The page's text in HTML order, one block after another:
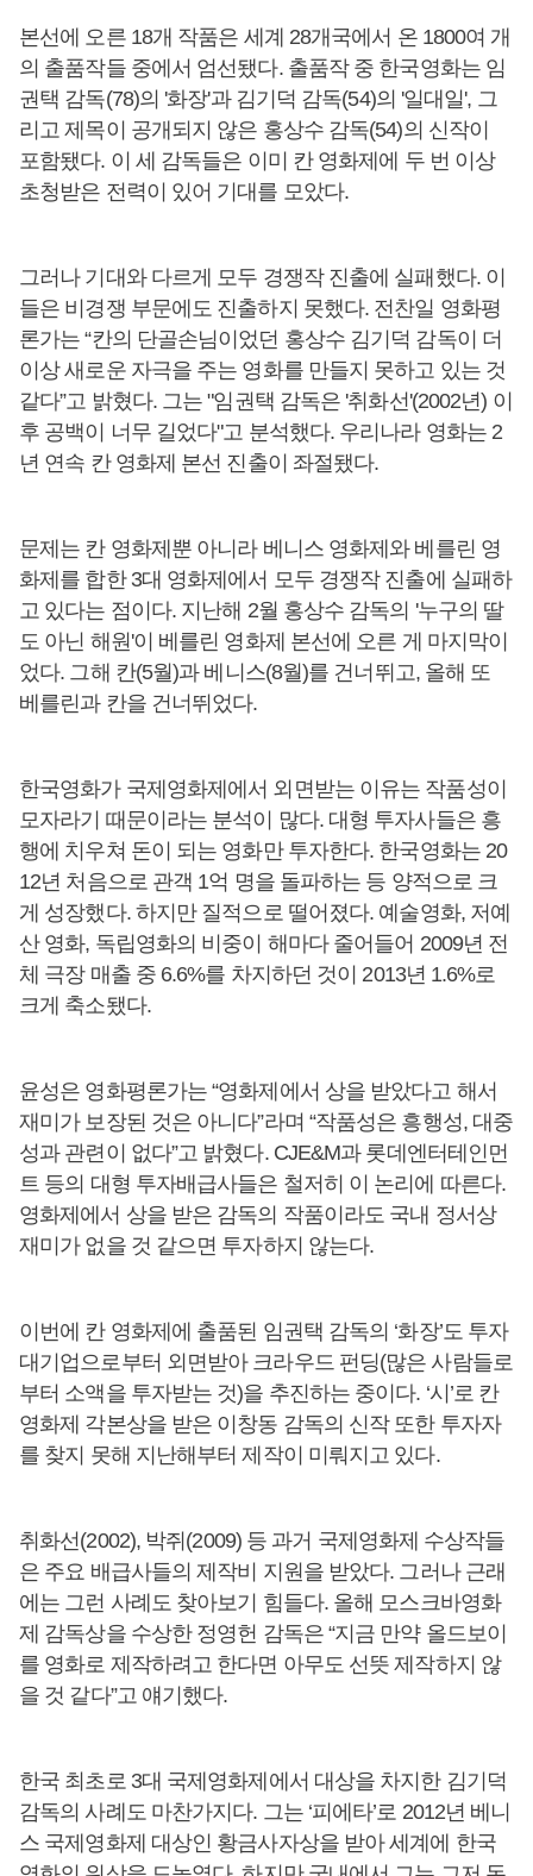
본선에 오른 18개 작품은 세계 28개국에서 온 1800여 개
의 출품작들 중에서 엄선됐다. 출품작 중 한국영화는 임
권택 감독(78)의 '화장'과 김기덕 감독(54)의 '일대일', 그
리고 제목이 공개되지 않은 홍상수 감독(54)의 신작이
포함됐다. 이 세 감독들은 이미 칸 영화제에 두 번 이상
초청받은 전력이 있어 기대를 모았다.
그러나 기대와 다르게 모두 경쟁작 진출에 실패했다. 이
들은 비경쟁 부문에도 진출하지 못했다. 전찬일 영화평
론가는 “칸의 단골손님이었던 홍상수 김기덕 감독이 더
이상 새로운 자극을 주는 영화를 만들지 못하고 있는 것
같다”고 밝혔다. 그는 "임권택 감독은 '취화선'(2002년) 이
후 공백이 너무 길었다"고 분석했다. 우리나라 영화는 2
년 연속 칸 영화제 본선 진출이 좌절됐다.
문제는 칸 영화제뿐 아니라 베니스 영화제와 베를린 영
화제를 합한 3대 영화제에서 모두 경쟁작 진출에 실패하
고 있다는 점이다. 지난해 2월 홍상수 감독의 '누구의 딸
도 아닌 해원'이 베를린 영화제 본선에 오른 게 마지막이
었다. 그해 칸(5월)과 베니스(8월)를 건너뛰고, 올해 또
베를린과 칸을 건너뛰었다.
한국영화가 국제영화제에서 외면받는 이유는 작품성이
모자라기 때문이라는 분석이 많다. 대형 투자사들은 흥
행에 치우쳐 돈이 되는 영화만 투자한다. 한국영화는 20
12년 처음으로 관객 1억 명을 돌파하는 등 양적으로 크
게 성장했다. 하지만 질적으로 떨어졌다. 예술영화, 저예
산 영화, 독립영화의 비중이 해마다 줄어들어 2009년 전
체 극장 매출 중 6.6%를 차지하던 것이 2013년 1.6%로
크게 축소됐다.
윤성은 영화평론가는 “영화제에서 상을 받았다고 해서
재미가 보장된 것은 아니다”라며 “작품성은 흥행성, 대중
성과 관련이 없다”고 밝혔다. CJE&M과 롯데엔터테인먼
트 등의 대형 투자배급사들은 철저히 이 논리에 따른다.
영화제에서 상을 받은 감독의 작품이라도 국내 정서상
재미가 없을 것 같으면 투자하지 않는다.
이번에 칸 영화제에 출품된 임권택 감독의 ‘화장’도 투자
대기업으로부터 외면받아 크라우드 펀딩(많은 사람들로
부터 소액을 투자받는 것)을 추진하는 중이다. ‘시’로 칸
영화제 각본상을 받은 이창동 감독의 신작 또한 투자자
를 찾지 못해 지난해부터 제작이 미뤄지고 있다.
취화선(2002), 박쥐(2009) 등 과거 국제영화제 수상작들
은 주요 배급사들의 제작비 지원을 받았다. 그러나 근래
에는 그런 사례도 찾아보기 힘들다. 올해 모스크바영화
제 감독상을 수상한 정영헌 감독은 “지금 만약 올드보이
를 영화로 제작하려고 한다면 아무도 선뜻 제작하지 않
을 것 같다”고 얘기했다.
한국 최초로 3대 국제영화제에서 대상을 차지한 김기덕
감독의 사례도 마찬가지다. 그는 ‘피에타’로 2012년 베니
스 국제영화제 대상인 황금사자상을 받아 세계에 한국